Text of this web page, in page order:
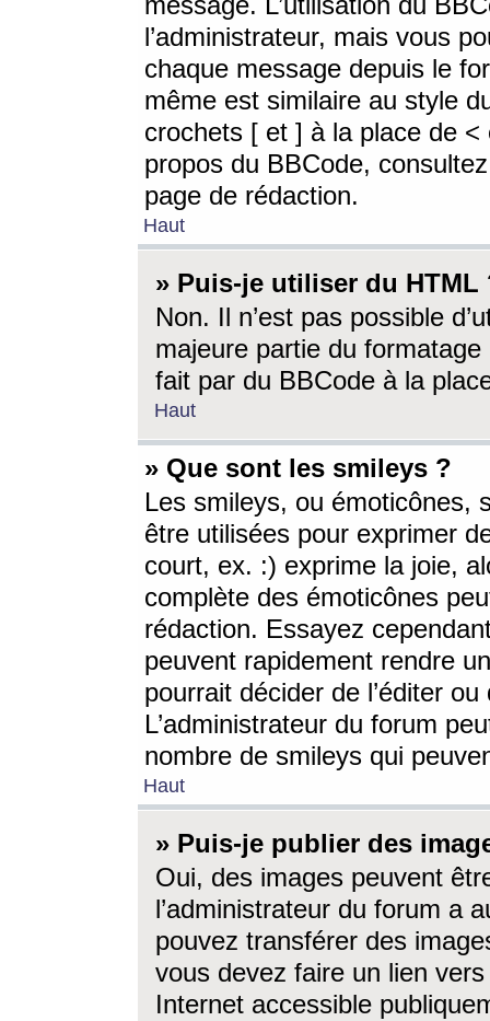
l’administrateur, mais vous
chaque message depuis le
même est similaire au style
crochets [ et ] à la place de <
propos du BBCode,
page de rédaction.
Haut
» Puis-je utiliser du HTML
Non. Il n’est pas possible
majeure partie du
fait par du BBCode à la
Haut
» Que sont les smileys ?
Les smileys, ou émoticônes,
être utilisées pour exprimer
court, ex. :) exprime la joie,
complète des émoticônes
rédaction. Essayez
peuvent rapidement rendre
pourrait décider de l’éditer
L’administrateur du forum
nombre de smileys qui
Haut
» Puis-je publier des
Oui, des images peuvent
l’administrateur du forum a
pouvez transférer des
vous devez faire un lien
Internet accessible